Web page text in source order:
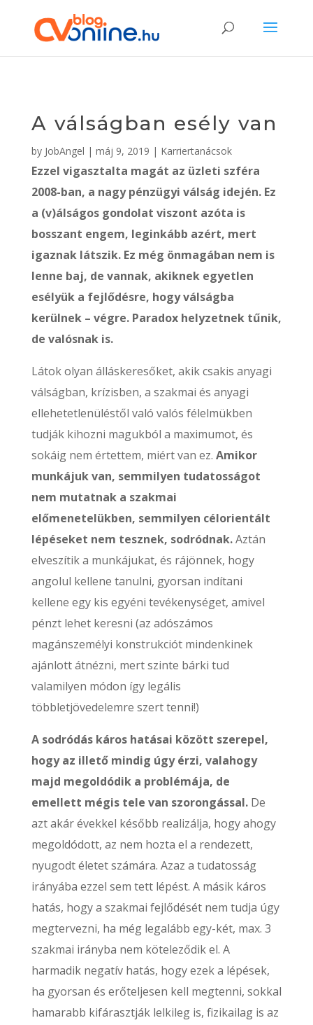
A válságban esély van
by JobAngel | máj 9, 2019 | Karriertanácsok
Ezzel vigasztalta magát az üzleti szféra
2008-ban, a nagy pénzügyi válság idején. Ez
a (v)álságos gondolat viszont azóta is
bosszant engem, leginkább azért, mert
igaznak látszik. Ez még önmagában nem is
lenne baj, de vannak, akiknek egyetlen
esélyük a fejlődésre, hogy válságba
kerülnek – végre. Paradox helyzetnek tűnik,
de valósnak is.
Látok olyan álláskeresőket, akik csakis anyagi
válságban, krízisben, a szakmai és anyagi
ellehetetlenüléstől való valós félelmükben
tudják kihozni magukból a maximumot, és
sokáig nem értettem, miért van ez. Amikor
munkájuk van, semmilyen tudatosságot
nem mutatnak a szakmai
előmenetelükben, semmilyen célorientált
lépéseket nem tesznek, sodródnak.Aztán
elveszítik a munkájukat, és rájönnek, hogy
angolul kellene tanulni, gyorsan indítani
kellene egy kis egyéni tevékenységet, amivel
pénzt lehet keresni (az adószámos
magánszemélyi konstrukciót mindenkinek
ajánlott átnézni, mert szinte bárki tud
valamilyen módon így legális
többletjövedelemre szert tenni!)
A sodródás káros hatásai között szerepel,
hogy az illető mindig úgy érzi, valahogy
majd megoldódik a problémája, de
emellett mégis tele van szorongással.De
azt akár évekkel később realizálja, hogy ahogy
megoldódott, az nem hozta el a rendezett,
nyugodt életet számára. Azaz a tudatosság
irányába ezzel sem tett lépést. A másik káros
hatás, hogy a szakmai fejlődését nem tudja úgy
megtervezni, ha még legalább egy-két, max. 3
szakmai irányba nem köteleződik el. A
harmadik negatív hatás, hogy ezek a lépések,
ha gyorsan és erőteljesen kell megtenni, sokkal
hamarabb kifárasztják lelkileg is, fizikailag is az